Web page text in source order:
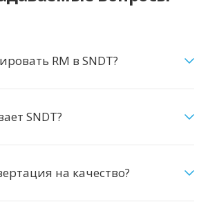
RM в SNDT?
SNDT?
на качество?